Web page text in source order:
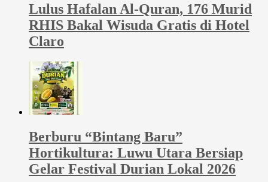
Lulus Hafalan Al-Quran, 176 Murid
RHIS Bakal Wisuda Gratis di Hotel
Claro
Berburu “Bintang Baru”
Hortikultura: Luwu Utara Bersiap
Gelar Festival Durian Lokal 2026